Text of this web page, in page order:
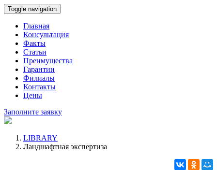
Toggle navigation
Главная
Консультация
Факты
Статьи
Преимущества
Гарантии
Филиалы
Контакты
Цены
Заполните заявку
LIBRARY
Ландшафтная экспертиза